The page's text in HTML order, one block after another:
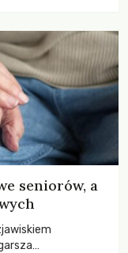
seniorów, a